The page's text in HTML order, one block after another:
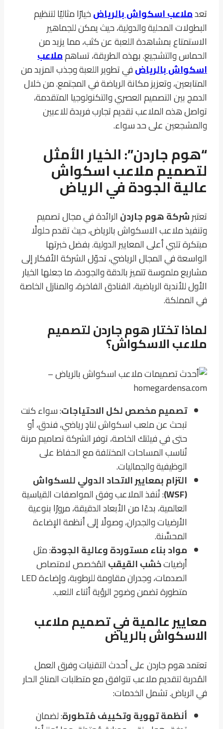
تعدملاعب اسكواش بالرياضخيارًا مثاليًا لتنظيم
البطولات المحلية والدولية، حيث يمكن للجماهير
الاستمتاع بمشاهدة اللعبة عن كثب، مما يزيد من
الحماس والتشجيع. بهذه الطريقة، تساهمملاعب
اسكواش بالرياضفي تطوير اللعبة وجذب المزيد من
المتابعين، وتعزيز مكانة الرياضة في المجتمع. من خلال
الدمج بين التصميم العصري والتكنولوجيا المتقدمة،
تواصل هذه الملاعب تقديم تجارب فريدة للاعبين
والمشجعين على حد سواء.
“هوم جاردن”: الخيار الأمثل
لتصميم ملاعب اسكواش
عالية الجودة في الرياض
تعتبرشركة هوم جاردن الرائدة في مجال تصميم
وتنفيذ ملاعب الاسكواش بالرياض، حيث تقدم حلولًا
مبتكرة تلبي أعلى المعايير الدولية. بفضل خبرتها
الواسعة في المجال الرياضي، تحوّل الشركة الأفكار إلى
مشاريع ملموسة تتميز بالدقة والجودة، ما جعلها الخيار
الأول للأندية الرياضية، الفنادق الفاخرة، والمنازل الخاصة
في المملكة.
لماذا تختار هوم جاردن لتصميم
ملاعب الاسكواش؟
تصميم مخصص لكل الاحتياجات: سواء كنت
تبحث عن ملعب اسكواش لنادٍ رياضي، فندق، أو
حتى في فيلتك الخاصة، توفر الشركة تصاميم مرنة
تُناسب المساحات المختلفة مع الحفاظ على
الوظيفية والجماليات.
التزام بمعايير الاتحاد الدولي للسكواش
(WSF)
: تُنفذ الملاعب وفق المواصفات القياسية
العالمية، بدءًا من الأبعاد الدقيقة، مرورًا بنوعية
الأرضيات والجدران، وصولًا إلى أنظمة الإضاءة
المحسَّنة.
مواد بناء مستوردة وعالية الجودة: مثل
أرضياتخشب القيقب المُخصص لامتصاص
الصدمات، وجدران مقاومة للرطوبة، وإضاءة LED
متطورة تضمن وضوح الرؤية أثناء اللعب.
معايير عالمية في تصميم ملاعب
الاسكواش بالرياض
تعتمد هوم جاردن على أحدث التقنيات وفرق العمل
المُدربة لتقديم ملاعب تتوافق مع متطلبات المناخ الحار
في الرياض. تشمل الخدمات:
أنظمة تهوية وتكييف مُتطورة: لضمان